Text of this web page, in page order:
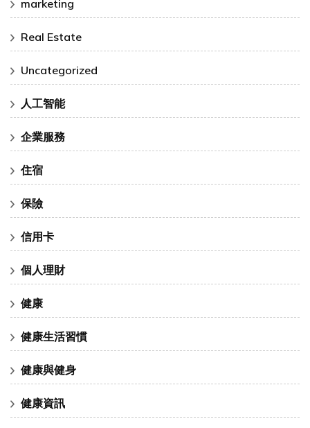
marketing
Real Estate
Uncategorized
人工智能
企業服務
住宿
保險
信用卡
個人理財
健康
健康生活習慣
健康與健身
健康資訊